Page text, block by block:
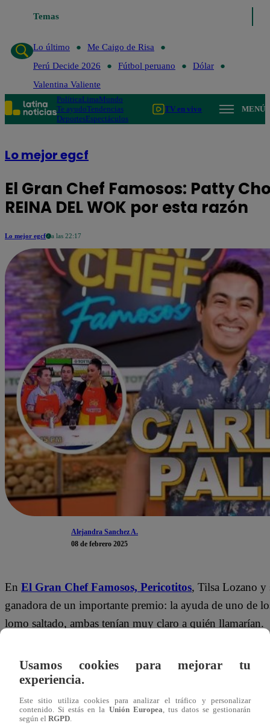
Temas
Lo último
Lo último
Me Caigo de Risa
Perú Decide 2026
Fútbol peruano
Dólar
Valentina Valiente
PolíticaLimaMundo
Te ayudoTendencias
DeportesEspectáculos
TV en vivo MENÚ
Lo mejor egcf
El Gran Chef Famosos: Patty
REINA DEL WOK por esta razón
Lo mejor egcf a las 22:17
Alejandra Sanchez A.
08 de febrero 2025
En El Gran Chef Famosos, Pericotitos, Tilsa Lozano y
ganadora de un importante premio: la ayuda de uno de
lomo saltado, ambas tenían muy claro a quién llamarían.
acercarse a su estación.“La reina del wok ha llegado a
Machuca.
Al finalizar los 3 minutos permitidos de ayuda, todos
Usamos cookies para mejorar tu
experiencia.
Este sitio utiliza cookies para analizar el tráfico y personalizar
contenido. Si estás en la Unión Europea, tus datos se gestionarán
según el RGPD.